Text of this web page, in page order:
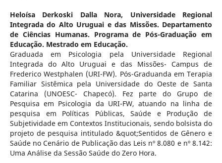
Heloísa Derkoski Dalla Nora, Universidade Regional
Integrada do Alto Uruguai e das Missões. Departamento
de Ciências Humanas. Programa de Pós-Graduação em
Educação. Mestrado em Educação.
Graduada em Psicologia pela Universidade Regional
Integrada do Alto Uruguai e das Missões- Campus de
Frederico Westphalen (URI-FW). Pós-Graduanda em Terapia
Familiar Sistêmica pela Universidade do Oeste de Santa
Catarina (UNOESC- Chapecó). Fez parte do Grupo de
Pesquisa em Psicologia da URI-FW, atuando na linha de
pesquisa em Políticas Públicas, Saúde e Produção de
Subjetividade em Contextos Institucionais, sendo bolsista do
projeto de pesquisa intitulado &quot;Sentidos de Gênero e
Saúde no Cenário de Publicação das Leis nº 8.080 e nº 8.142:
Uma Análise da Sessão Saúde do Zero Hora.